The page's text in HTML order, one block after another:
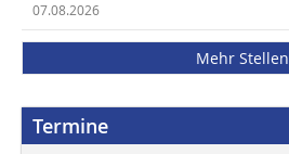
07.08.2026
Mehr Stellen
Termine